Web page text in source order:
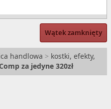
Wątek zamknięty
handlowa > kostki, efekty,
za jedyne 320zł